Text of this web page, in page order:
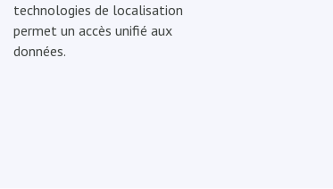
technologies de localisation
permet un accès unifié aux
données.